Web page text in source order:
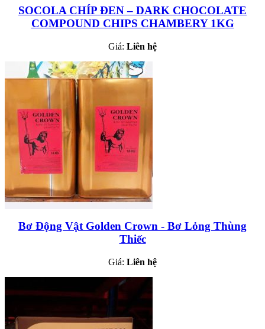
SOCOLA CHÍP ĐEN – DARK CHOCOLATE
COMPOUND CHIPS CHAMBERY 1KG
Giá: Liên hệ
Bơ Động Vật Golden Crown - Bơ Lỏng Thùng
Thiếc
Giá: Liên hệ